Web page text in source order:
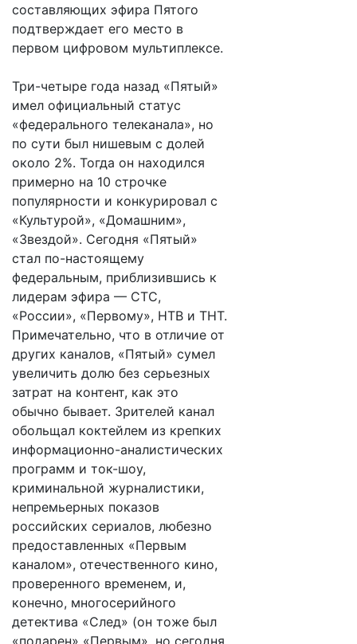
составляющих эфира Пятого
подтверждает его место в
первом цифровом мультиплексе.
Три-четыре года назад «Пятый»
имел официальный статус
«федерального телеканала», но
по сути был нишевым с долей
около 2%. Тогда он находился
примерно на 10 строчке
популярности и конкурировал с
«Культурой», «Домашним»,
«Звездой». Сегодня «Пятый»
стал по-настоящему
федеральным, приблизившись к
лидерам эфира — СТС,
«России», «Первому», НТВ и ТНТ.
Примечательно, что в отличие от
других каналов, «Пятый» сумел
увеличить долю без серьезных
затрат на контент, как это
обычно бывает. Зрителей канал
обольщал коктейлем из крепких
информационно-аналистических
программ и ток-шоу,
криминальной журналистики,
непремьерных показов
российских сериалов, любезно
предоставленных «Первым
каналом», отечественного кино,
проверенного временем, и,
конечно, многосерийного
детектива «След» (он тоже был
«подарен» «Первым», но сегодня